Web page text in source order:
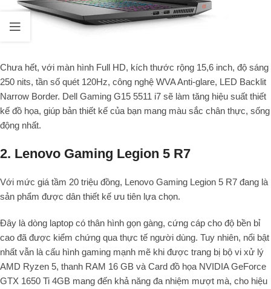
Chưa hết, với màn hình Full HD, kích thước rộng 15,6 inch, độ sáng
250 nits, tần số quét 120Hz, công nghệ WVA Anti-glare, LED Backlit
Narrow Border. Dell Gaming G15 5511 i7 sẽ làm tăng hiệu suất thiết
kế đồ họa, giúp bản thiết kế của bạn mang màu sắc chân thực, sống
động nhất.
2. Lenovo Gaming Legion 5 R7
Với mức giá tầm 20 triệu đồng, Lenovo Gaming Legion 5 R7 đang là
sản phẩm được dân thiết kế ưu tiên lựa chọn.
Đây là dòng laptop có thân hình gọn gàng, cứng cáp cho độ bền bỉ
cao đã được kiểm chứng qua thực tế người dùng. Tuy nhiên, nổi bật
nhất vẫn là cấu hình gaming mạnh mẽ khi được trang bị bộ vi xử lý
AMD Ryzen 5, thanh RAM 16 GB và Card đồ họa NVIDIA GeForce
GTX 1650 Ti 4GB mang đến khả năng đa nhiệm mượt mà, cho hiệu